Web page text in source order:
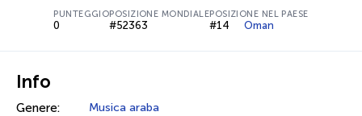
PUNTEGGIO
0
POSIZIONE MONDIALE
#52363
POSIZIONE NEL PAESE
#14 Oman
Info
Genere: Musica araba